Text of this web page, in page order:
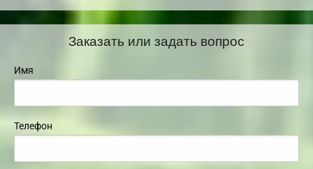
Заказать или задать вопрос
Имя
Телефон